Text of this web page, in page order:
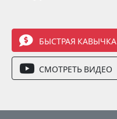
БЫСТРАЯ КАВЫЧКА
СМОТРЕТЬ ВИДЕО